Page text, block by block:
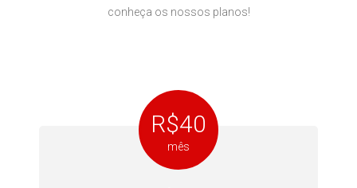
conheça os nossos planos!
R$40
mês